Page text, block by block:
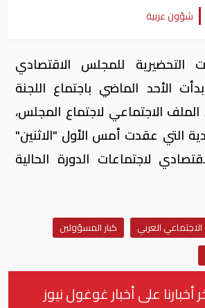
شؤون عربية
التحضيرية للمجلس الاقتصادي
الأحد الماضي باجتماع اللجنة
الملف الاجتماعي لاجتماع المجلس،
التي عقدت أمس الأول "الاثنين"
لاجتماعات الدورة الحالية
الاجتماعي العربي
كبار المسؤولين
أخبارنا على أخبار غوغول نيوز